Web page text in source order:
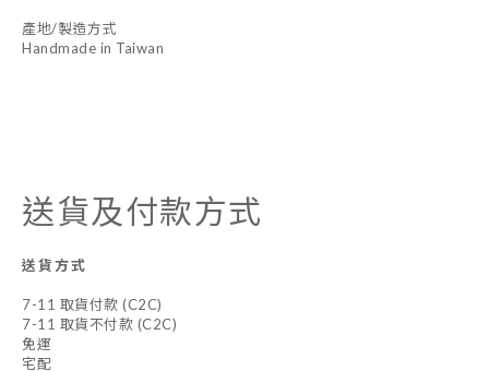
產地/製造方式
Handmade in Taiwan
送貨及付款方式
送貨方式
7-11 取貨付款 (C2C)
7-11 取貨不付款 (C2C)
免運
宅配